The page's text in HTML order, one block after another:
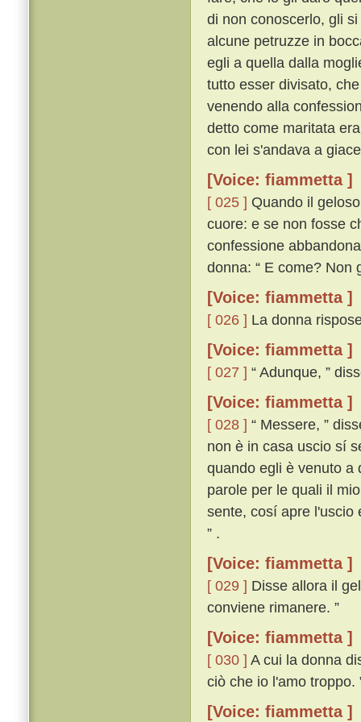
di non conoscerlo, gli
alcune petruzze in
egli a quella dalla
tutto esser divisato,
venendo alla
detto come maritata
con lei s'andava a
[Voice: fiammetta ]
[ 025 ] Quando il
cuore: e se non fosse
confessione
donna: “ E come? Non
[Voice: fiammetta ]
[ 026 ] La donna
[Voice: fiammetta ]
[ 027 ] “ Adunque, ”
[Voice: fiammetta ]
[ 028 ] “ Messere, ”
non è in casa uscio sí
quando egli è venuto a
parole per le quali il
sente, cosí apre l'uscio
” .
[Voice: fiammetta ]
[ 029 ] Disse allora il
conviene rimanere. ”
[Voice: fiammetta ]
[ 030 ] A cui la donna
ciò che io l'amo troppo.
[Voice: fiammetta ]